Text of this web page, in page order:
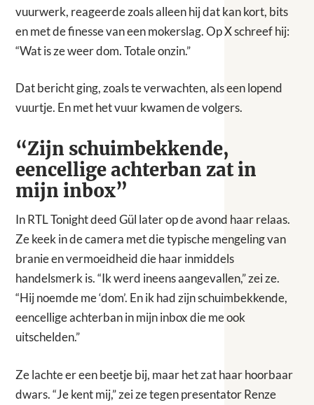
vuurwerk, reageerde zoals alleen hij dat kan kort, bits
en met de finesse van een mokerslag. Op X schreef hij:
“Wat is ze weer dom. Totale onzin.”
Dat bericht ging, zoals te verwachten, als een lopend
vuurtje. En met het vuur kwamen de volgers.
“Zijn schuimbekkende,
eencellige achterban zat in
mijn inbox”
In RTL Tonight deed Gül later op de avond haar relaas.
Ze keek in de camera met die typische mengeling van
branie en vermoeidheid die haar inmiddels
handelsmerk is. “Ik werd ineens aangevallen,” zei ze.
“Hij noemde me ‘dom’. En ik had zijn schuimbekkende,
eencellige achterban in mijn inbox die me ook
uitschelden.”
Ze lachte er een beetje bij, maar het zat haar hoorbaar
dwars. “Je kent mij,” zei ze tegen presentator Renze